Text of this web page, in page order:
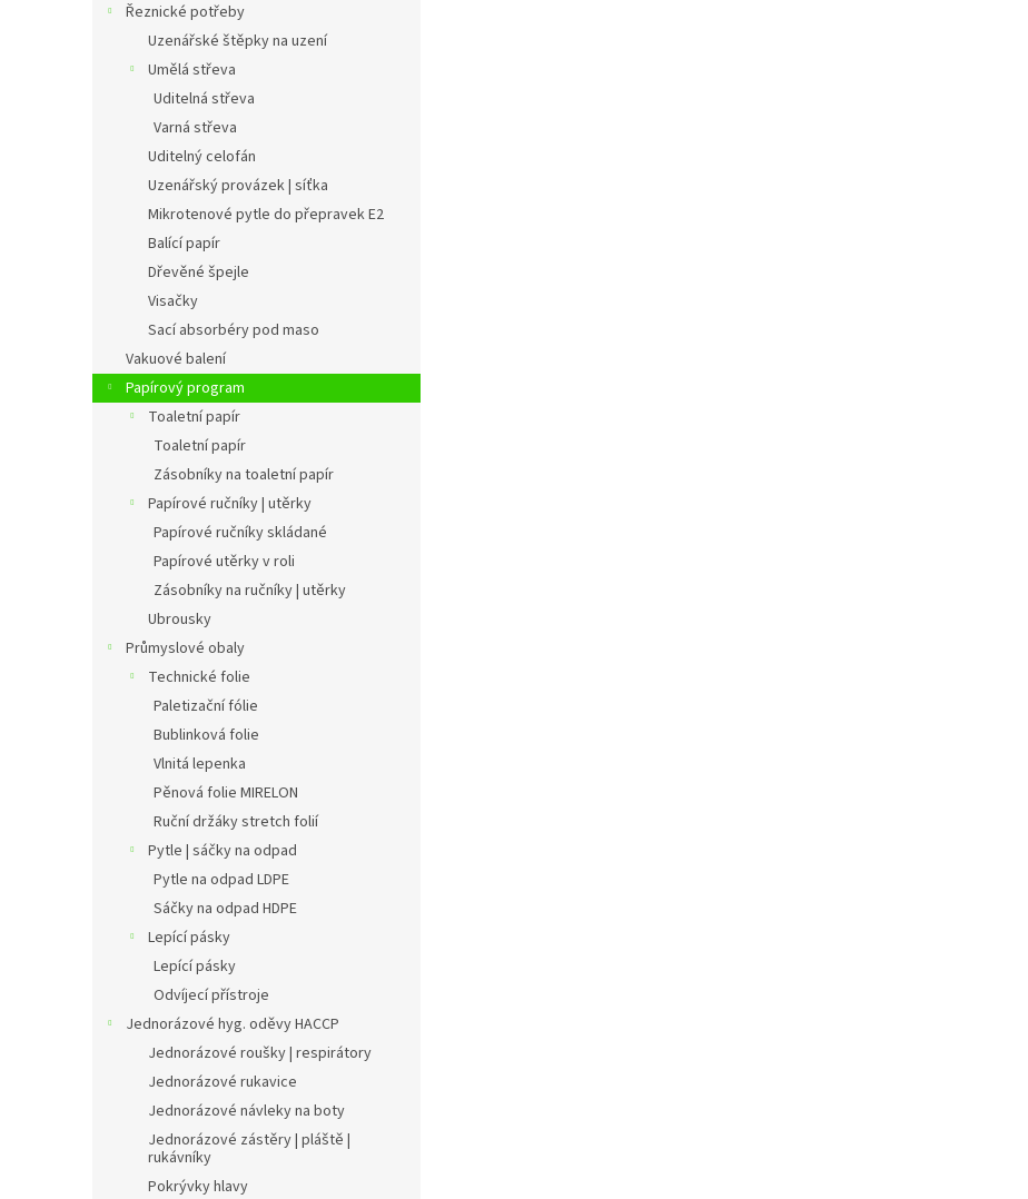
Řeznické potřeby
Uzenářské štěpky na uzení
Umělá střeva
Uditelná střeva
Varná střeva
Uditelný celofán
Uzenářský provázek | síťka
Mikrotenové pytle do přepravek E2
Balící papír
Dřevěné špejle
Visačky
Sací absorbéry pod maso
Vakuové balení
Papírový program
Toaletní papír
Toaletní papír
Zásobníky na toaletní papír
Papírové ručníky | utěrky
Papírové ručníky skládané
Papírové utěrky v roli
Zásobníky na ručníky | utěrky
Ubrousky
Průmyslové obaly
Technické folie
Paletizační fólie
Bublinková folie
Vlnitá lepenka
Pěnová folie MIRELON
Ruční držáky stretch folií
Pytle | sáčky na odpad
Pytle na odpad LDPE
Sáčky na odpad HDPE
Lepící pásky
Lepící pásky
Odvíjecí přístroje
Jednorázové hyg. oděvy HACCP
Jednorázové roušky | respirátory
Jednorázové rukavice
Jednorázové návleky na boty
Jednorázové zástěry | pláště |
rukávníky
Pokrývky hlavy